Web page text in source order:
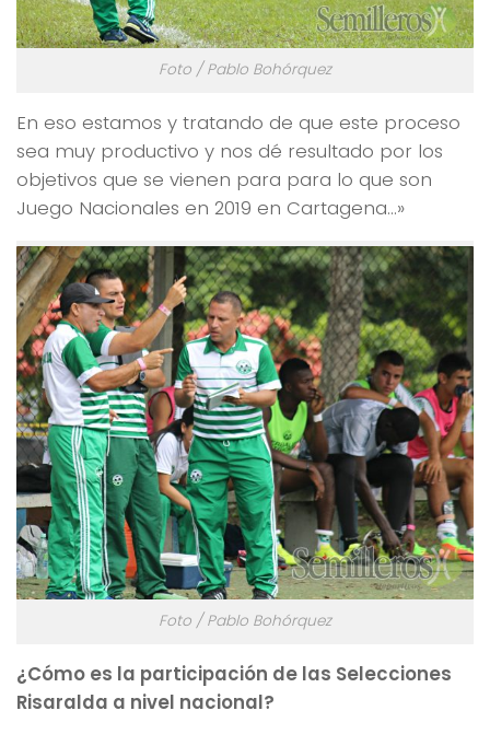
Foto / Pablo Bohórquez
En eso estamos y tratando de que este proceso
sea muy productivo y nos dé resultado por los
objetivos que se vienen para para lo que son
Juego Nacionales en 2019 en Cartagena…»
Foto / Pablo Bohórquez
¿Cómo es la participación de las Selecciones
Risaralda a nivel nacional?